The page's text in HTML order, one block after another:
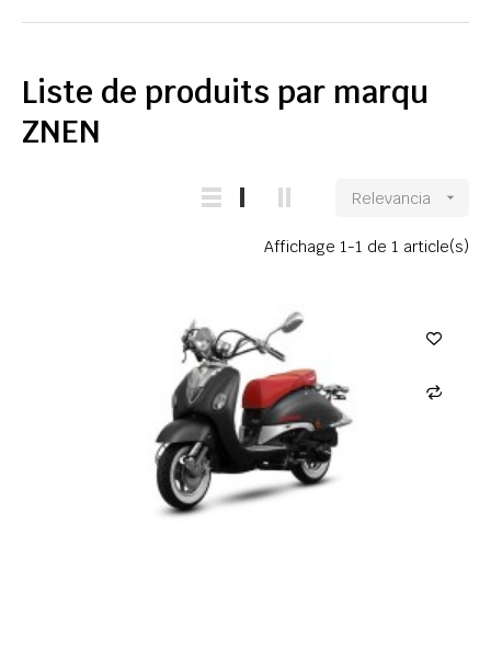
Liste de produits par marqu
ZNEN
Relevancia 
Affichage 1-1 de 1 article(s)